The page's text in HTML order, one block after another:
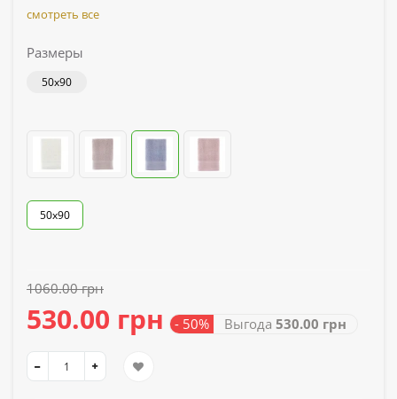
смотреть все
Размеры
50x90
50х90
1060.00 грн
530.00 грн - 50% Выгода 530.00 грн